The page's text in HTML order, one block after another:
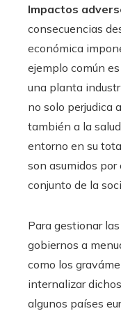
Impactos
consecuencias
económica
ejemplo común
una planta
no solo perjudica
también a la
entorno en su
son asumidos
conjunto de la
Para gestionar
gobiernos a
como los
internalizar
algunos países